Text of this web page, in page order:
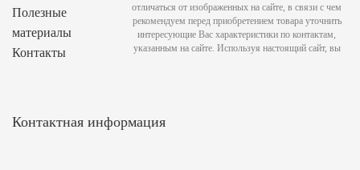
Полезные
материалы
Контакты
Контактная информация
отличаться от изображенных на сайте, в связи с чем
рекомендуем перед приобретением товара уточнить
интересующие Вас характеристики по контактам,
указанным на сайте. Используя настоящий сайт, вы